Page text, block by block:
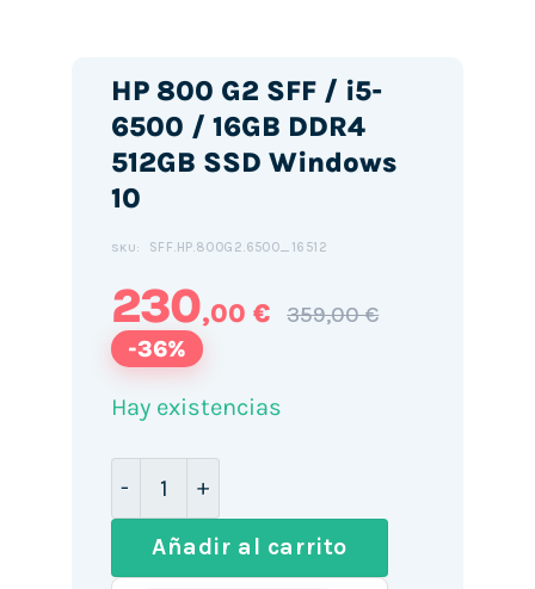
HP 800 G2 SFF / i5-
6500 / 16GB DDR4
512GB SSD Windows
10
SKU: SFF.HP.800G2.6500_16512
230,00 € 359,00 €
-36%
Hay existencias
Añadir al carrito